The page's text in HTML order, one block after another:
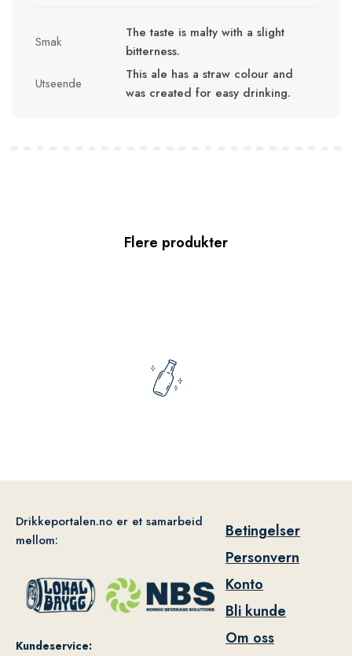
Smak
The taste is malty with a slight
bitterness.
Utseende
This ale has a straw colour and
was created for easy drinking.
Flere produkter
Drikkeportalen.no er et samarbeid
mellom:
Kundeservice:
Betingelser
Personvern
Konto
Bli kunde
Om oss